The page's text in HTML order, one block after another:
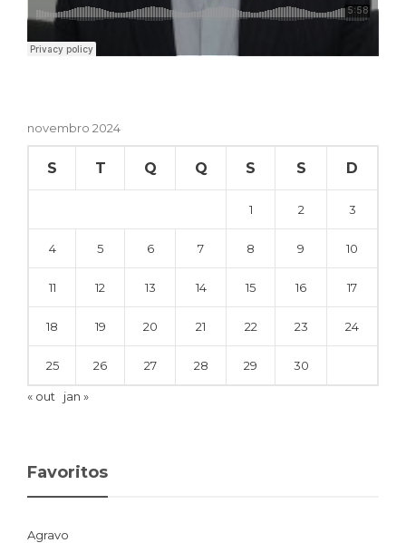
novembro 2024
S T Q Q S S D
1 2 3
4 5 6 7 8 9 10
11 12 13 14 15 16 17
18 19 20 21 22 23 24
25 26 27 28 29 30
« out jan »
Favoritos
Agravo